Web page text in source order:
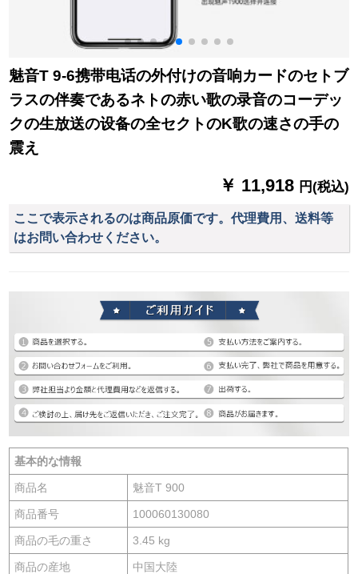
魅音T 9-6携带电话の外付けの音响カードのセトブ
ラスの伴奏であるネトの赤い歌の录音のコーデッ
クの生放送の设备の全セクトのK歌の速さの手の
震え
￥ 11,918 円(税込)
ここで表示されるのは商品原価です。代理費用、送料等
はお問い合わせください。
基本的な情報
商品名 魅音T 900
商品番号 100060130080
商品の毛の重さ 3.45 kg
商品の産地 中国大陸